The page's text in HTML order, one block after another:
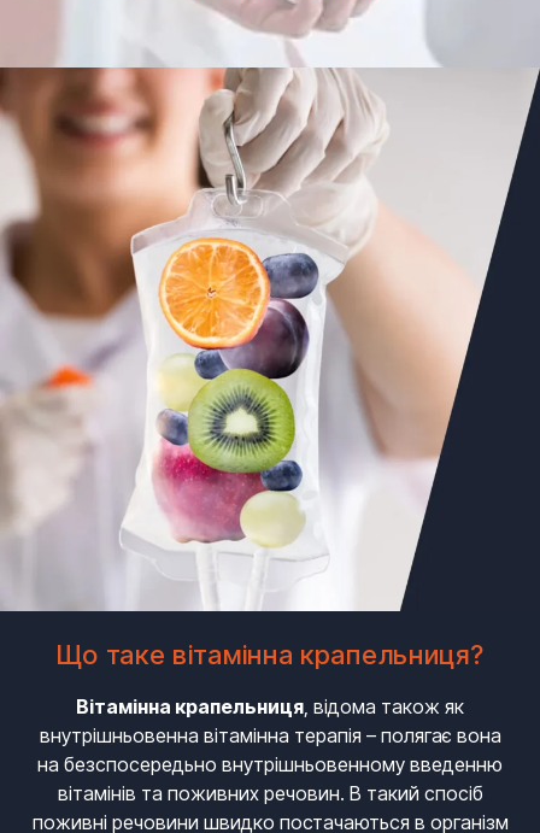
Що таке вітамінна крапельниця?
Вітамінна крапельниця, відома також як
внутрішньовенна вітамінна терапія – полягає вона
на безспосередьно внутрішньовенному введенню
вітамінів та поживних речовин. В такий спосіб
поживні речовини швидко постачаються в організм